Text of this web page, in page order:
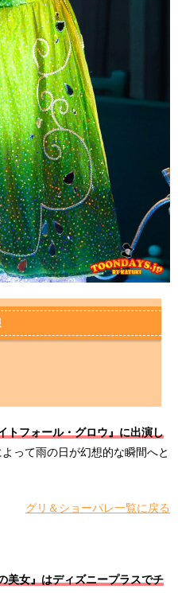
トフォール・グロウ』に出演し
って雨の日が幻想的な瞬間へと
グリ＆ショーパレ一覧に戻る
美女』はディズニープラスでチ